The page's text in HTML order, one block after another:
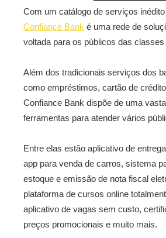
Com um catálogo de serviços
Confiance Bank é uma rede de
voltada para os públicos das
Além dos tradicionais serviços dos
como empréstimos, cartão de
Confiance Bank dispõe de uma
ferramentas para atender vários
Entre elas estão aplicativo de
app para venda de carros, sistema
estoque e emissão de nota fiscal
plataforma de cursos online
aplicativo de vagas sem custo,
preços promocionais e muito mais.